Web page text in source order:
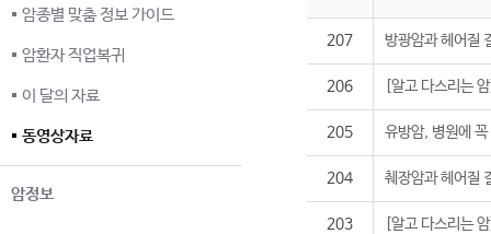
암종별 맞춤 정보 가이드
암환자 직업복귀
이 달의 자료
동영상자료
암정보
207 방광암과 헤어질
206 [알고 다스리는
205 유방암, 병원에
204 췌장암과 헤어질
203 [알고 다스리는